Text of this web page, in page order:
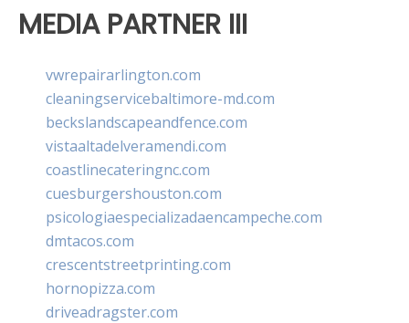
MEDIA PARTNER III
vwrepairarlington.com
cleaningservicebaltimore-md.com
beckslandscapeandfence.com
vistaaltadelveramendi.com
coastlinecateringnc.com
cuesburgershouston.com
psicologiaespecializadaencampeche.com
dmtacos.com
crescentstreetprinting.com
hornopizza.com
driveadragster.com